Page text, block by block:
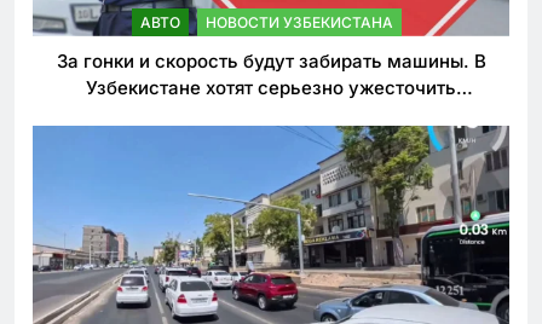
АВТО НОВОСТИ УЗБЕКИСТАНА
За гонки и скорость будут забирать машины. В
Узбекистане хотят серьезно ужесточить